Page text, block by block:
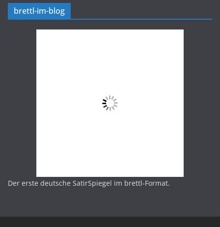
brettl-im-blog
Der erste deutsche SatirSpiegel im brettl-Format.